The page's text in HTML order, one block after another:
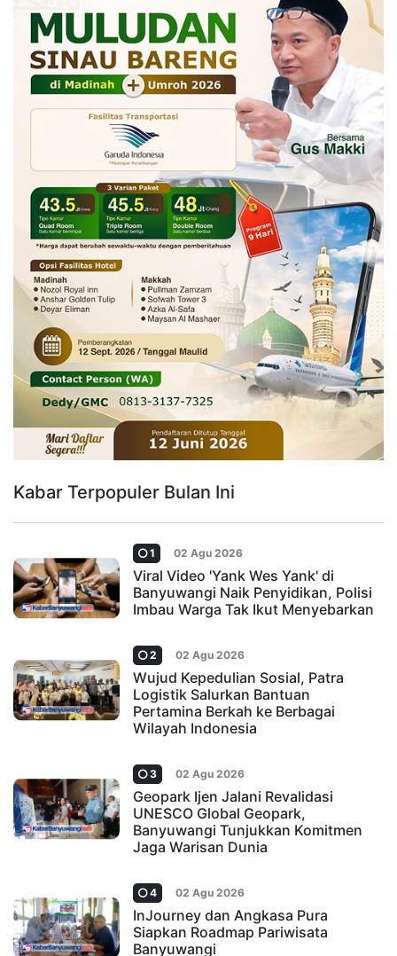
Kabar Terpopuler Bulan Ini
1 02 Agu 2026
Viral Video 'Yank Wes Yank' di
Banyuwangi Naik Penyidikan, Polisi
Imbau Warga Tak Ikut Menyebarkan
2 02 Agu 2026
Wujud Kepedulian Sosial, Patra
Logistik Salurkan Bantuan
Pertamina Berkah ke Berbagai
Wilayah Indonesia
3 02 Agu 2026
Geopark Ijen Jalani Revalidasi
UNESCO Global Geopark,
Banyuwangi Tunjukkan Komitmen
Jaga Warisan Dunia
4 02 Agu 2026
InJourney dan Angkasa Pura
Siapkan Roadmap Pariwisata
Banyuwangi